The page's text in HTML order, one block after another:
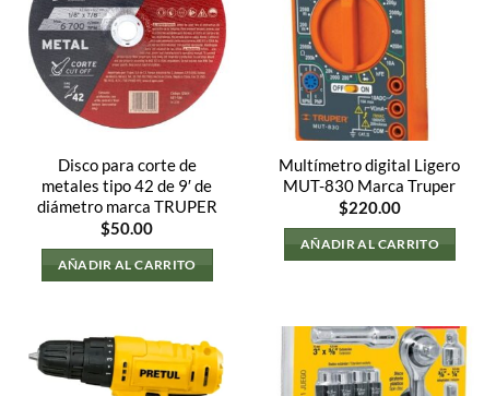
Disco para corte de
metales tipo 42 de 9′ de
diámetro marca TRUPER
$50.00
AÑADIR AL CARRITO
Multímetro digital Ligero
MUT-830 Marca Truper
$220.00
AÑADIR AL CARRITO